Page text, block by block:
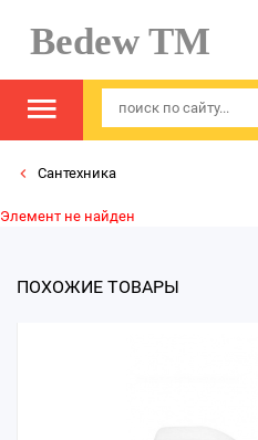
Bedew TM
Сантехника
Элемент не найден
ПОХОЖИЕ ТОВАРЫ